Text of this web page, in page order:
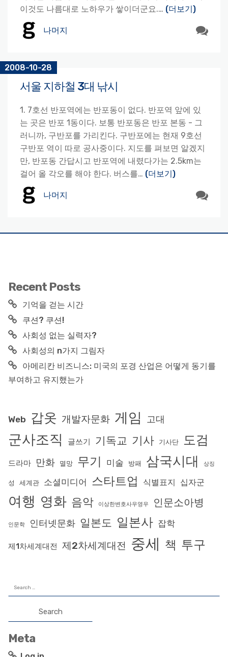
이것도 나름대로 노하우가 쌓이더군요.… (더보기)
나머지
2008-10-28
서울 지하철 3대 낚시
1. 7호선 반포역에는 반포동이 없다. 반포역 앞에 있
는 곳은 반포 1동이다. 보통 반포동은 반포 본동 - 그
러니까, 구반포를 가리킨다. 구반포에는 현재 9호선
구반포 역이 따로 공사중이다. 지도를 펴보면 알겠지
만, 반포동 간답시고 반포역에 내렸다가는 2.5km는
걸어 올 각오를 해야 한다. 버스를… (더보기)
나머지
Recent Posts
기억을 걷는 시간
쿠션? 쿠션!
사회성 없는 실력자?
사회성의 n가지 그림자
아메리칸 비즈니스: 미국의 포경 산업은 어떻게 동기를
부여하고 유지했는가
Web 갑옷 개발자문화 게임 고대
군사조직 글쓰기 기독교 기사 기사단 도검
드라마 만화 멸망 무기 미술 방패 삼국시대 상징
성 세계관 소셜미디어 스타트업 식별표지 십자군
여행 영화 음악 이상한변호사우영우 인문소아병
인문학 인터넷문화 일본도 일본사 잡학
제1차세계대전 제2차세계대전 중세 책 투구
for:
Meta